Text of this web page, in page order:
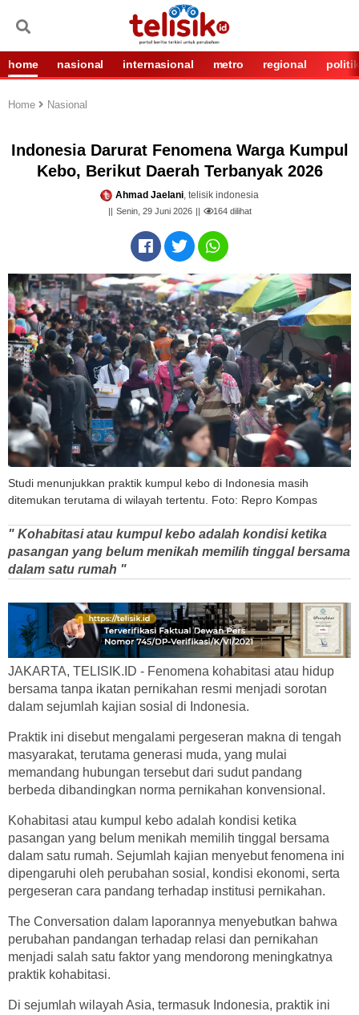
home nasional internasional metro regional politik
Home Nasional
Indonesia Darurat Fenomena Warga Kumpul
Kebo, Berikut Daerah Terbanyak 2026
Ahmad Jaelani, telisik indonesia
Senin, 29 Juni 2026 164dilihat
Studi menunjukkan praktik kumpul kebo di Indonesia masih
ditemukan terutama di wilayah tertentu. Foto: Repro Kompas
" Kohabitasi atau kumpul kebo adalah kondisi ketika
pasangan yang belum menikah memilih tinggal bersama
dalam satu rumah "
JAKARTA, TELISIK.ID - Fenomena kohabitasi atau hidup
bersama tanpa ikatan pernikahan resmi menjadi sorotan
dalam sejumlah kajian sosial di Indonesia.
Praktik ini disebut mengalami pergeseran makna di tengah
masyarakat, terutama generasi muda, yang mulai
memandang hubungan tersebut dari sudut pandang
berbeda dibandingkan norma pernikahan konvensional.
Kohabitasi atau kumpul kebo adalah kondisi ketika
pasangan yang belum menikah memilih tinggal bersama
dalam satu rumah. Sejumlah kajian menyebut fenomena ini
dipengaruhi oleh perubahan sosial, kondisi ekonomi, serta
pergeseran cara pandang terhadap institusi pernikahan.
The Conversation dalam laporannya menyebutkan bahwa
perubahan pandangan terhadap relasi dan pernikahan
menjadi salah satu faktor yang mendorong meningkatnya
praktik kohabitasi.
Di sejumlah wilayah Asia, termasuk Indonesia, praktik ini